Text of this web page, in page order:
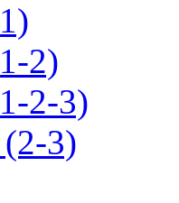
2)
2-3)
(2-3)